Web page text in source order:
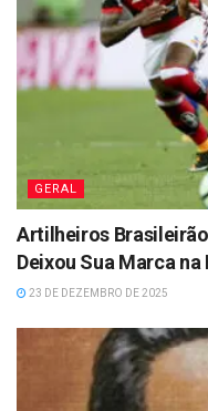
GERAL
Artilheiros
Deixou Sua Marca
23 DE DEZEMBRO DE 2025